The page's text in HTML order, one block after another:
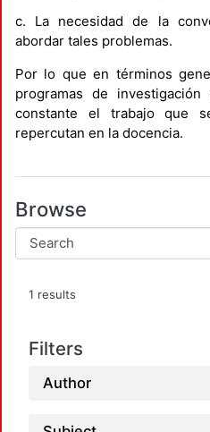
c. La necesidad de la
abordar tales problemas.
Por lo que en términos
programas de
constante el trabajo que
repercutan en la docencia.
Browse
1 results
Filters
Author